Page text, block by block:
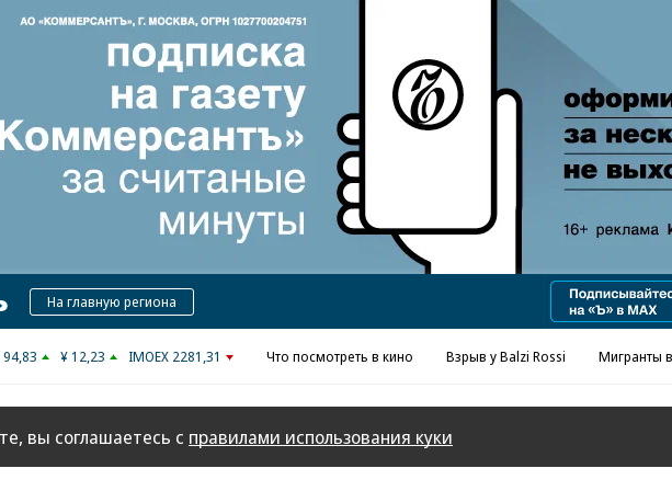
Реклама в «Ъ» www.kommersant.ru/ad
КоммерсантъНа главную региона
94,83 ¥ 12,23 IMOEX 2281,31 Что посмотреть в кино Взрыв у Balzi Rossi Мигранты
вы соглашаетесь с правилами использования куки